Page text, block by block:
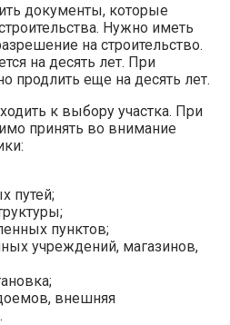
документы, которые
Нужно иметь
на строительство.
на десять лет. При
продлить еще на десять лет.
к выбору участка. При
принять во внимание
путей;
пунктов;
учреждений, магазинов,
внешняя